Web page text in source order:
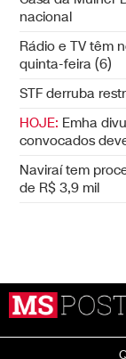
nacional
Rádio e TV têm
quinta-feira (6)
STF derruba
HOJE: Emha
convocados
Naviraí tem
de R$ 3,9 mil